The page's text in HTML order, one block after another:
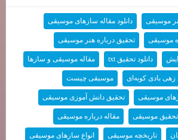
موسیقی دانلود مقاله سازهای موسیقی
موسیقی تحقیق درباره هنر موسیقی
دانلود تحقیق txt مقاله موسیقی و سازها
بادی کوبه‌ای موسیقی چیست
موسیقی تحقیق دانش آموزی موسیقی
تحقیق موسیقی مقاله درباره موسیقی
تاریخچه موسیقی انواع سازهای موسیقی